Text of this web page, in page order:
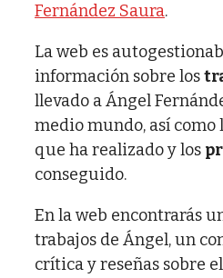
Fernández Saura.
La web es
información sobre los
llevado a Ángel
medio mundo, así como
que ha realizado y los
conseguido.
En la web encontrarás
trabajos de Ángel, un
crítica y reseñas sobre